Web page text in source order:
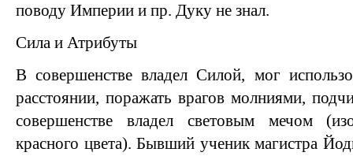
поводу Империи и пр. Дуку не знал.
Сила и Атрибуты
В совершенстве владел Силой, мог
расстоянии, поражать врагов молниями,
совершенстве владел световым мечом
красного цвета). Бывший ученик магистра